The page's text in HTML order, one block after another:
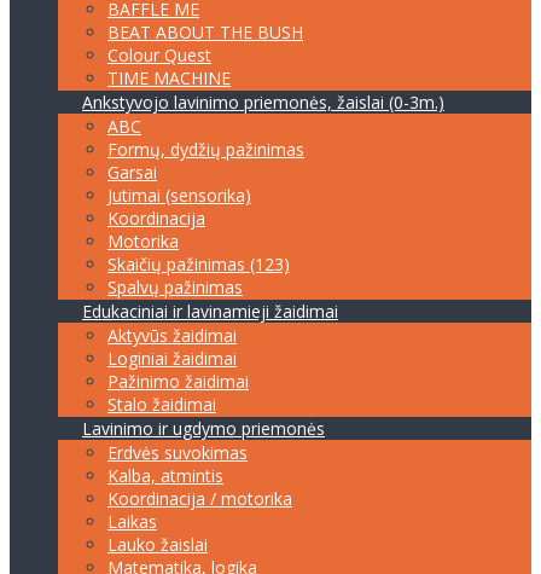
BAFFLE ME
BEAT ABOUT THE BUSH
Colour Quest
TIME MACHINE
Ankstyvojo lavinimo priemonės, žaislai (0-3m.)
ABC
Formų, dydžių pažinimas
Garsai
Jutimai (sensorika)
Koordinacija
Motorika
Skaičių pažinimas (123)
Spalvų pažinimas
Edukaciniai ir lavinamieji žaidimai
Aktyvūs žaidimai
Loginiai žaidimai
Pažinimo žaidimai
Stalo žaidimai
Lavinimo ir ugdymo priemonės
Erdvės suvokimas
Kalba, atmintis
Koordinacija / motorika
Laikas
Lauko žaislai
Matematika, logika